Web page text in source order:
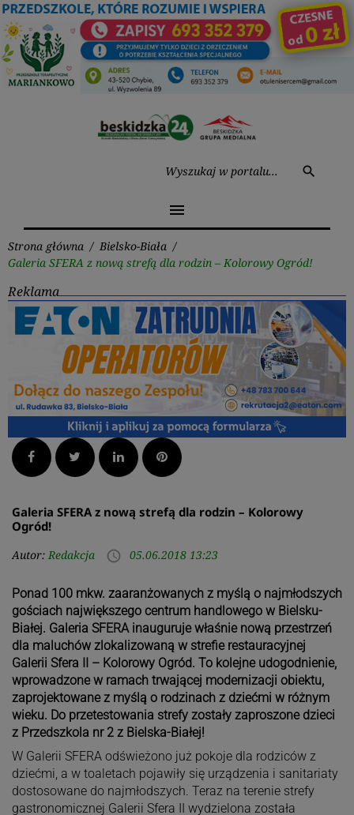
Przejdź
do
treści
search
menu
Strona główna / Bielsko-Biała /
Galeria SFERA z nową strefą dla rodzin – Kolorowy Ogród!
Reklama
Facebook Twitter LinkedInPinterest
Galeria SFERA z nową strefą dla rodzin – Kolorowy
Ogród!
Autor: Redakcja access_time 05.06.2018 13:23
Ponad 100 mkw. zaaranżowanych z myślą o najmłodszych
gościach największego centrum handlowego w Bielsku-
Białej. Galeria SFERA inauguruje właśnie nową przestrzeń
dla maluchów zlokalizowaną w strefie restauracyjnej
Galerii Sfera II – Kolorowy Ogród. To kolejne udogodnienie,
wprowadzone w ramach trwającej modernizacji obiektu,
zaprojektowane z myślą o rodzinach z dziećmi w różnym
wieku. Do przetestowania strefy zostały zaproszone dzieci
z Przedszkola nr 2 z Bielska-Białej!
W Galerii SFERA odświeżono już pokoje dla rodziców z
dziećmi, a w toaletach pojawiły się urządzenia i sanitariaty
dostosowane do najmłodszych. Teraz na terenie strefy
gastronomicznej Galerii Sfera II wydzielona została